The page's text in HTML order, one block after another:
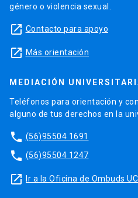
género o violencia sexual.
launch Contacto para apoyo
launch Más orientación
MEDIACIÓN
Teléfonos para orientación y
alguno de tus derechos en la
phone (56)95504 1691
phone (56)95504 1247
launch Ir a la Oficina de Ombuds UC